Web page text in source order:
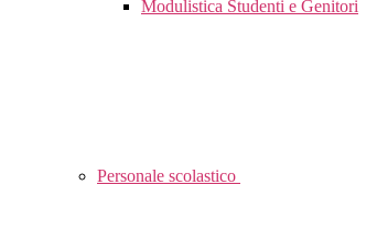
Modulistica Studenti e Genitori
Personale scolastico